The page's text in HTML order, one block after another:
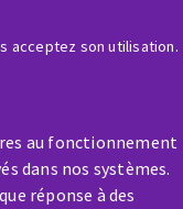
acceptez son utilisation.
au fonctionnement
dans nos systèmes.
réponse à des
?